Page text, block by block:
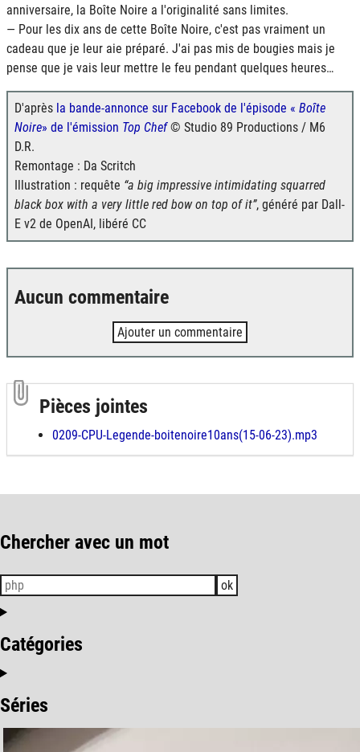
anniversaire, la Boîte Noire a l'originalité sans limites.
­— Pour les dix ans de cette Boîte Noire, c'est pas vraiment un
cadeau que je leur aie préparé. J'ai pas mis de bougies mais je
pense que je vais leur mettre le feu pendant quelques heures…
D'après la bande-annonce sur Facebook de l'épisode « Boîte
Noire» de l'émission Top Chef© Studio 89 Productions / M6
D.R.
Remontage : Da Scritch
Illustration : requête a big impressive intimidating squarred
black box with a very little red bow on top of it , généré par Dall-
E v2 de OpenAI, libéré CC
Aucun commentaire
Ajouter un commentaire
Pièces jointes
0209-CPU-Legende-boitenoire10ans(15-06-23).mp3
Chercher avec un mot
ok
Catégories
Séries